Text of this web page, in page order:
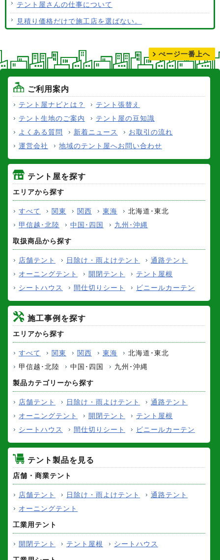
テント屋さんの仕事について
見積り価格だけで施工店を選ばない。
ぺージ一番上へ
ご利用案内
テント屋ナビとは？
テント張替え
テント生地のご案内
テント屋の豆知識
よくある質問
新着ニュース
お取引の流れ
運営会社
地域のテント屋へお問い合わせ
テント屋を探す
エリアから探す
すべて 関東 関西 東海
北海道･東北
甲信越･北陸
中国･四国 九州･沖縄
取扱商品から探す
店舗テント 日除け・雨よけテント
通路テント
オーニングテント
開閉テント
テント屋根
シートハウス
間仕切りシート ビニールカーテン
施工事例を探す
エリアから探す
すべて 関東 関西 東海
北海道･東北
甲信越･北陸
中国･四国 九州･沖縄
製品カテゴリーから探す
店舗テント 日除け・雨よけテント
通路テント
オーニングテント
開閉テント
テント屋根
シートハウス
間仕切りシート ビニールカーテン
テント製品を見る
店舗・商業テント
店舗テント 日除け・雨よけテント
通路テント
オーニングテント
工業用テント
開閉テント テント屋根 シートハウス